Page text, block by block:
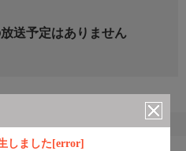
しました[error]
送予定はありません